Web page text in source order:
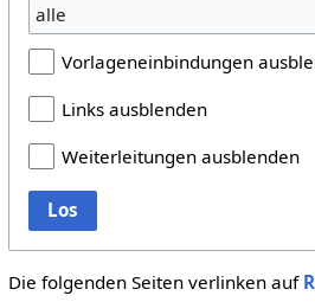
alle
Vorlageneinbindungen
Links ausblenden
Weiterleitungen ausblenden
Los
Die folgenden Seiten verlinken auf